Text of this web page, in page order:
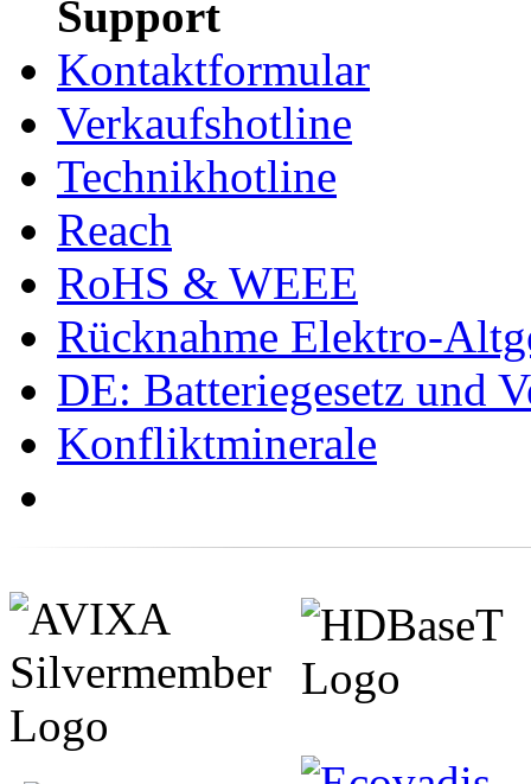
Support
Kontaktformular
Verkaufshotline
Technikhotline
Reach
RoHS & WEEE
Rücknahme Elektro-
DE: Batteriegesetz und
Konfliktminerale